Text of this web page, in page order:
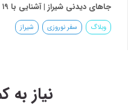
جاهای دیدنی شیراز | آشنایی با ۱۹ مکان دیدنی و تفریحی
وبلاگ سفر نوروزی شیراز
نیاز